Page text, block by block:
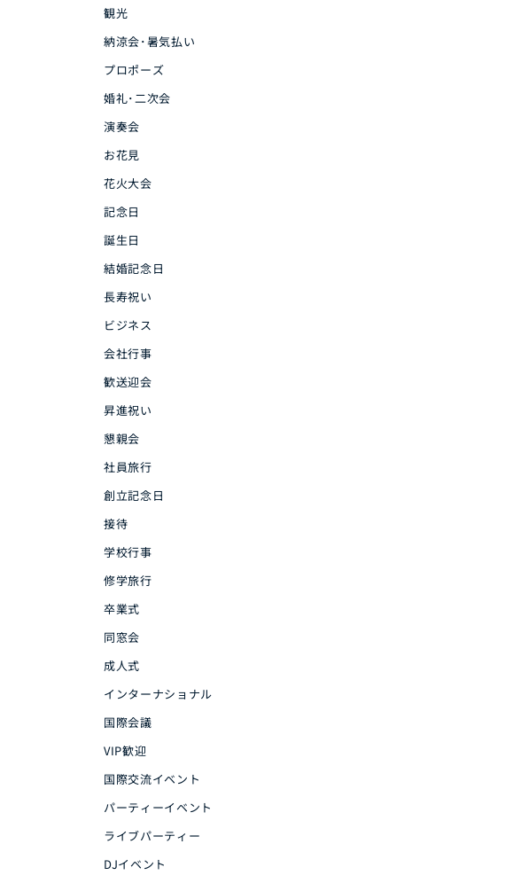
観光
納涼会･暑気払い
プロポーズ
婚礼･二次会
演奏会
お花見
花火大会
記念日
誕生日
結婚記念日
長寿祝い
ビジネス
会社行事
歓送迎会
昇進祝い
懇親会
社員旅行
創立記念日
接待
学校行事
修学旅行
卒業式
同窓会
成人式
インターナショナル
国際会議
VIP歓迎
国際交流イベント
パーティーイベント
ライブパーティー
DJイベント